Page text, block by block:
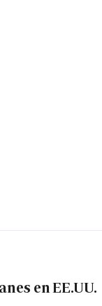
en EE.UU.